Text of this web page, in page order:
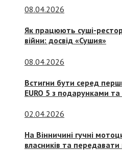
08.04.2026
Як працюють суші-
війни: досвід «Сушия»
08.04.2026
Встигни бути серед
EURO 5 з подарунками
02.04.2026
На Вінничині гучні
власників та